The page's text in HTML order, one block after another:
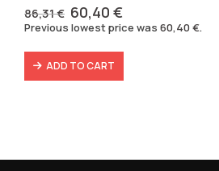
86,31€ Original
price
86,31 €.
60,40€
price
60,40 €.
Previous lowest price was 60,40€.
ADD TO CART